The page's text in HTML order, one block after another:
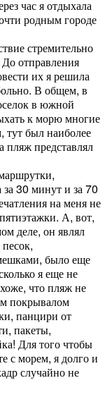
час я отдыхала
родным городе
стремительно
отправления
их я решила
В общем, в
в южной
к морю многие
тут был наиболее
пляж представлял
30 минут и за 70
на меня не
А, вот,
деле, он являл
было еще
я еще не
что пляж не
покрывалом
панцири от
пакеты,
Для того чтобы
с морем, я долго и
случайно не